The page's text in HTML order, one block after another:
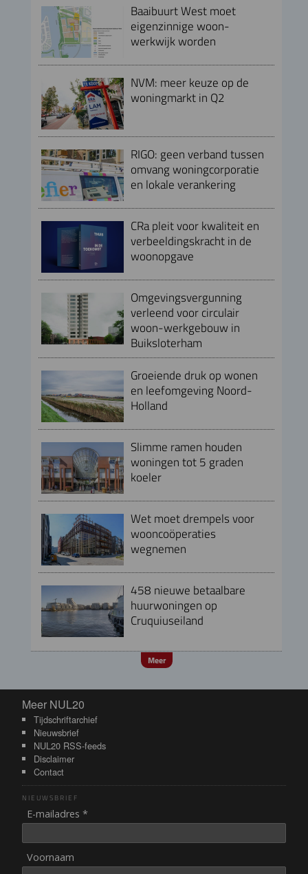
Baaibuurt West moet
eigenzinnige woon-
werkwijk worden
NVM: meer keuze op de
woningmarkt in Q2
RIGO: geen verband tussen
omvang woningcorporatie
en lokale verankering
CRa pleit voor kwaliteit en
verbeeldingskracht in de
woonopgave
Omgevingsvergunning
verleend voor circulair
woon-werkgebouw in
Buiksloterham
Groeiende druk op wonen
en leefomgeving Noord-
Holland
Slimme ramen houden
woningen tot 5 graden
koeler
Wet moet drempels voor
wooncoöperaties
wegnemen
458 nieuwe betaalbare
huurwoningen op
Cruquiuseiland
Meer
Meer NUL20
Meer NUL20
Tijdschriftarchief
Nieuwsbrief
NUL20 RSS-feeds
Disclaimer
Contact
NIEUWSBRIEF
E-mailadres *
Voornaam